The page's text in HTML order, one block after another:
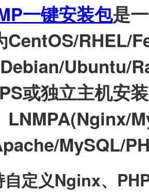
一键安装包是
CentOS/RHEL/
Ubuntu/
或独立主机安
LNMPA(Nginx/
MySQL/
自定义Nginx、